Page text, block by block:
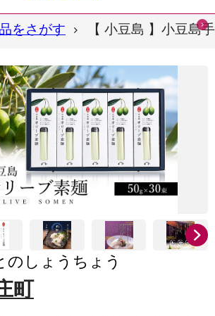
をさがす 【 小豆島 】小豆島
のしょうちょう
町